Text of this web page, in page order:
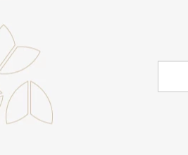
على
قريبًا!